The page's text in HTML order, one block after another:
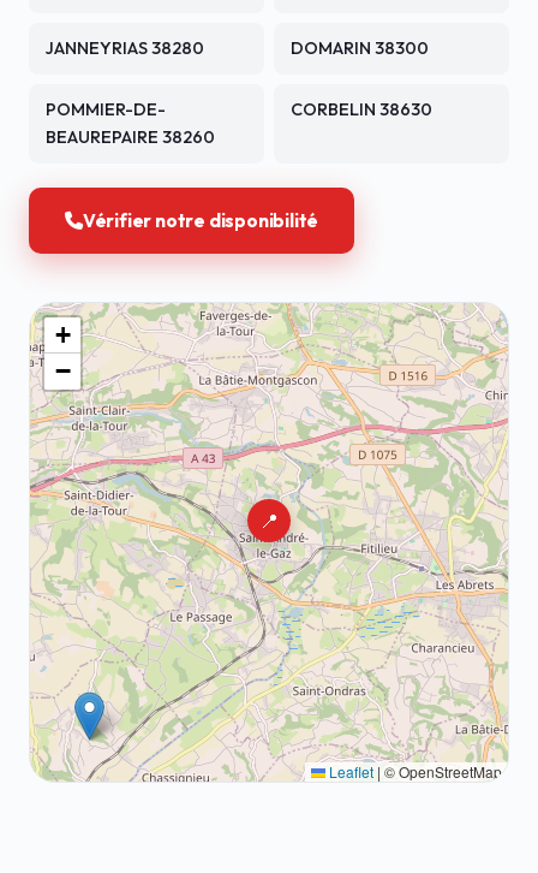
JANNEYRIAS 38280 DOMARIN 38300
POMMIER-DE-
BEAUREPAIRE 38260
CORBELIN 38630
Vérifier notre disponibilité
📍
+
−
Leaflet | © OpenStreetMap